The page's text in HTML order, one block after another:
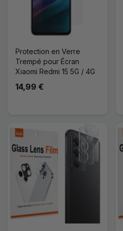
Protection en Verre
Trempé pour Écran
Xiaomi Redmi 15 5G / 4G
14,99 €